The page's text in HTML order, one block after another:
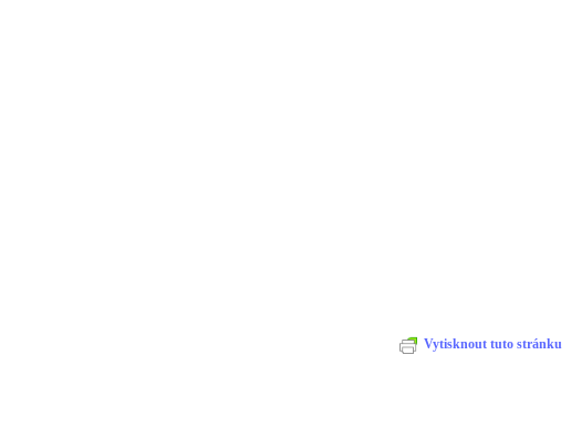
Vytisknout tuto stránku